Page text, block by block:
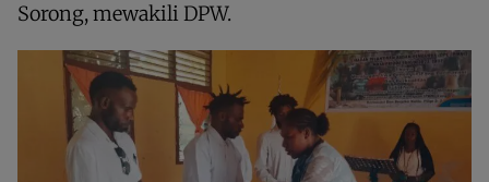
Sorong, mewakili DPW.